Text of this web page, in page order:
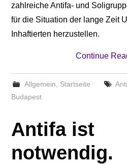
zahlreiche Antifa- und
für die Situation der lange Zeit
Inhaftierten herzustellen.
Continue
Allgemein Startseite
Budapest
Antifa ist
notwendig.